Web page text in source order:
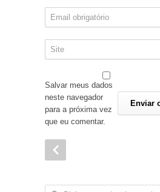
Salvar meus dados
neste navegador
para a próxima vez
que eu comentar.